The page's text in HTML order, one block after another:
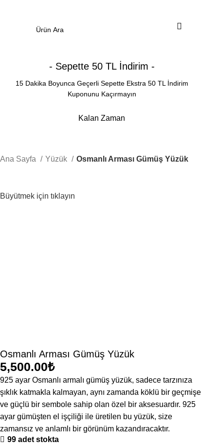
- Sepette 50 TL İndirim -
15 Dakika Boyunca Geçerli Sepette Ekstra 50 TL İndirim
Kuponunu Kaçırmayın
Kalan Zaman
Ana Sayfa Yüzük Osmanlı Arması Gümüş Yüzük
Büyütmek için tıklayın
Osmanlı Arması Gümüş Yüzük
₺
925 ayar Osmanlı armalı gümüş yüzük, sadece tarzınıza
şıklık katmakla kalmayan, aynı zamanda köklü bir geçmişe
ve güçlü bir sembole sahip olan özel bir aksesuardır. 925
ayar gümüşten el işçiliği ile üretilen bu yüzük, size
zamansız ve anlamlı bir görünüm kazandıracaktır.
99 adet stokta